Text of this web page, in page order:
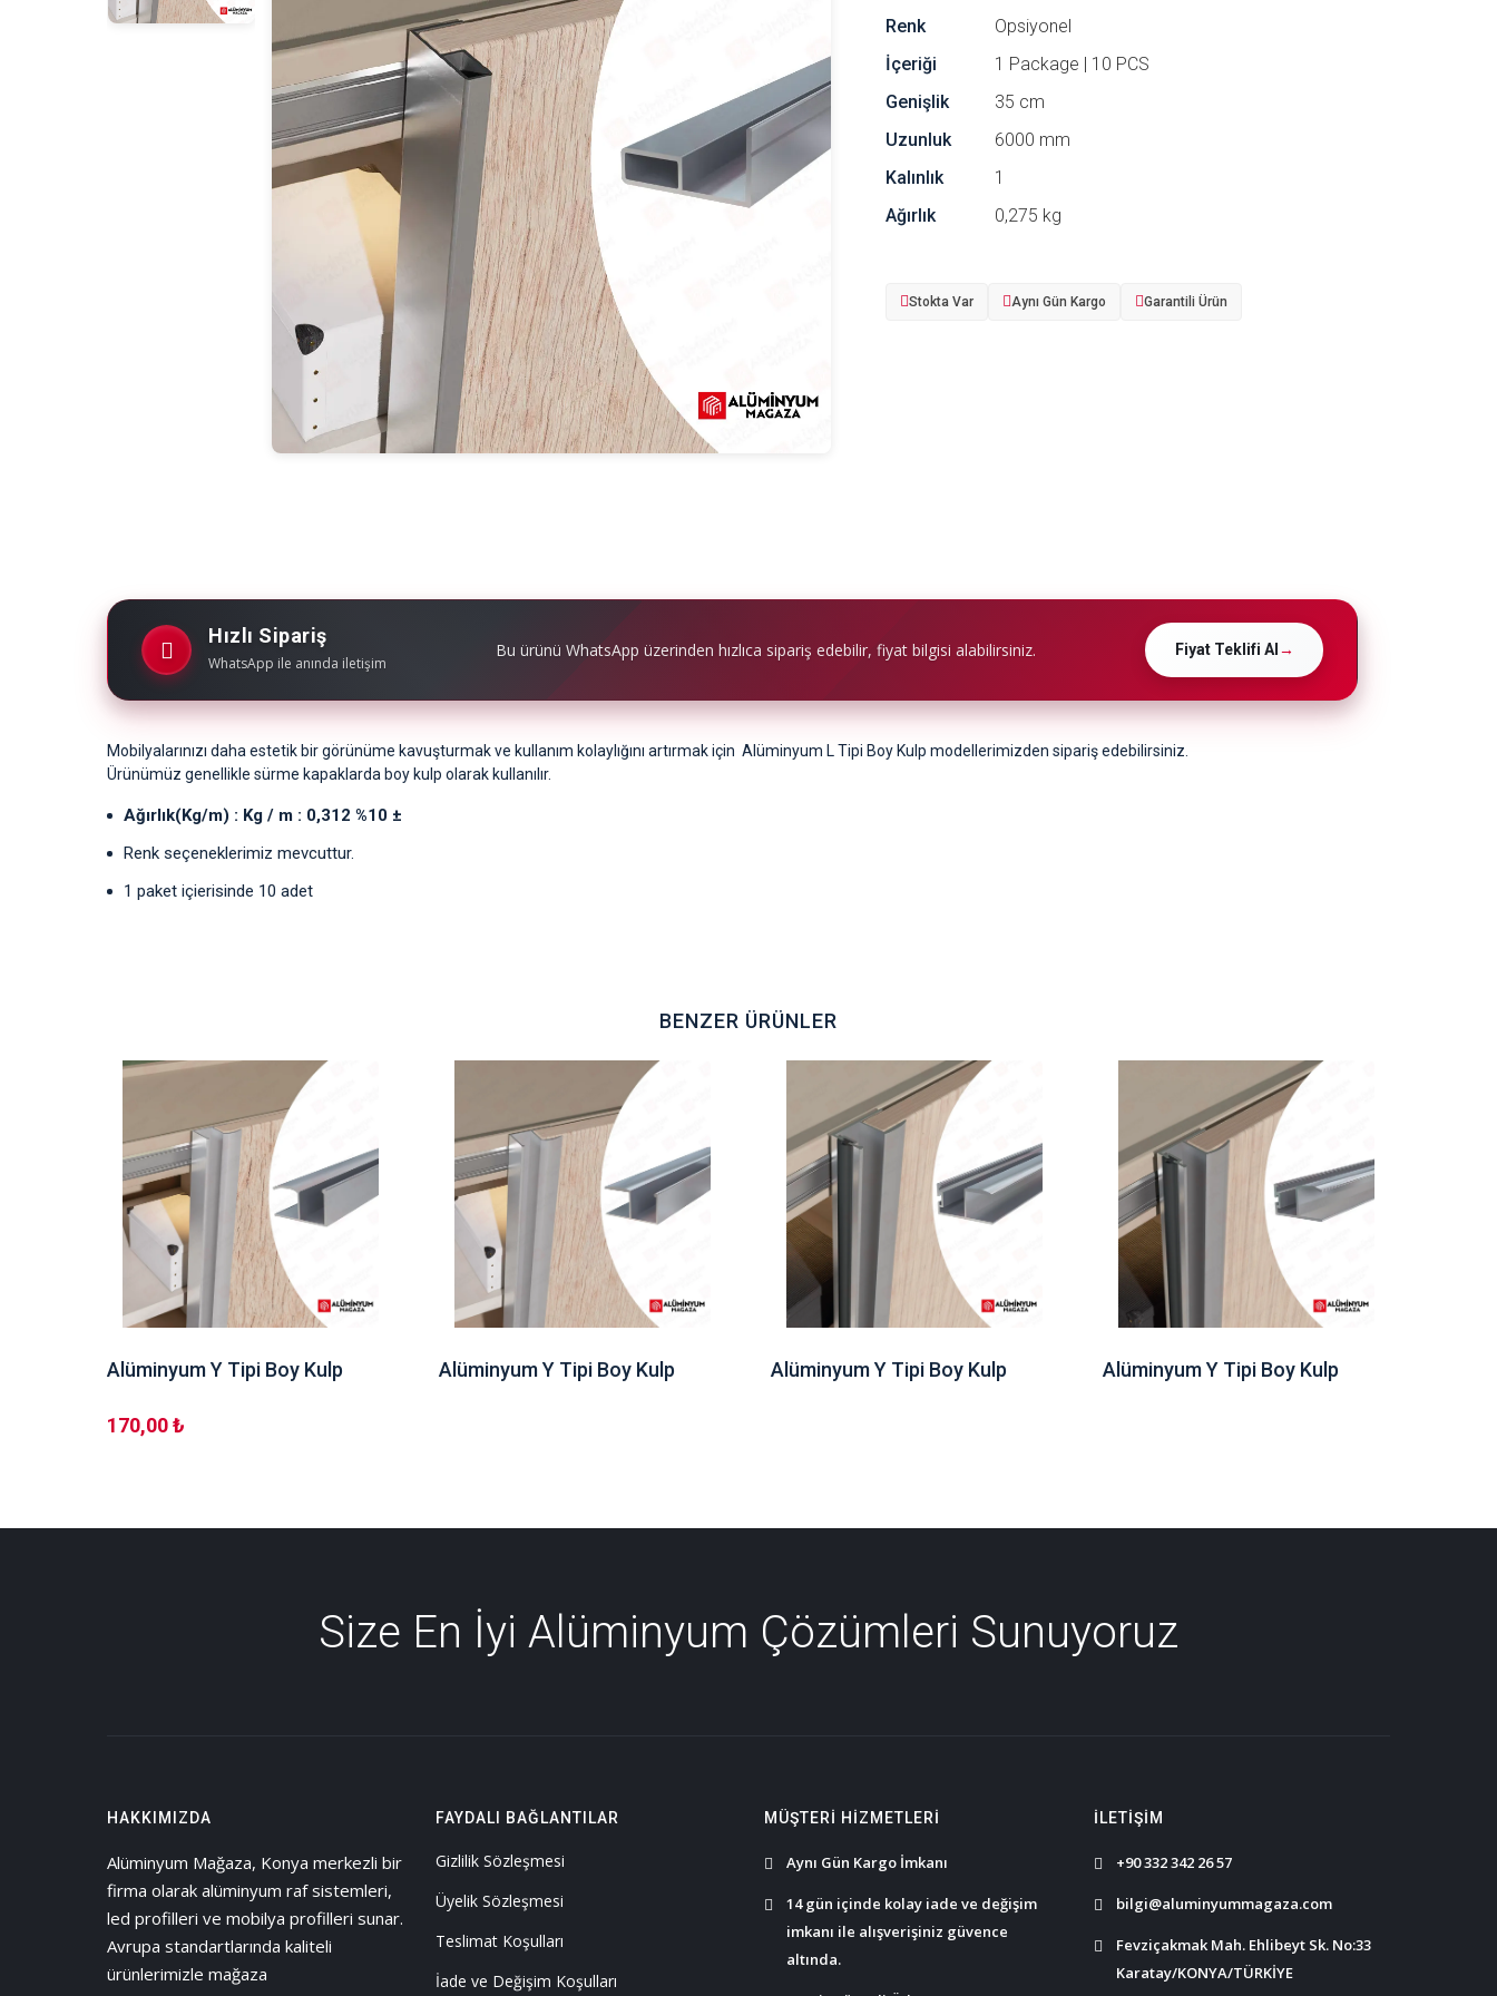
Renk
Opsiyonel
İçeriği
1 Package | 10 PCS
Genişlik
35 cm
Uzunluk
6000 mm
Kalınlık
1
Ağırlık
0,275 kg
Stokta Var Aynı Gün Kargo Garantili Ürün
Hızlı Sipariş
WhatsApp ile anında iletişim
Bu ürünü WhatsApp üzerinden hızlıca sipariş edebilir, fiyat bilgisi alabilirsiniz. Fiyat Teklifi Al →
Mobilyalarınızı daha estetik bir görünüme kavuşturmak ve kullanım kolaylığını artırmak için Alüminyum L Tipi Boy Kulp modellerimizden sipariş edebilirsiniz.
Ürünümüz genellikle sürme kapaklarda boy kulp olarak kullanılır.
Ağırlık(Kg/m) : Kg / m : 0,312 %10 ±
Renk seçeneklerimiz mevcuttur.
1 paket içierisinde 10 adet
BENZER ÜRÜNLER
Alüminyum Y Tipi Boy Kulp
170,00 ₺
Alüminyum Y Tipi Boy Kulp Alüminyum Y Tipi Boy Kulp Alüminyum Y Tipi Boy Kulp
Size En İyi Alüminyum Çözümleri Sunuyoruz
HAKKIMIZDA
Alüminyum Mağaza, Konya merkezli bir
firma olarak alüminyum raf sistemleri,
led profilleri ve mobilya profilleri sunar.
Avrupa standartlarında kaliteli
ürünlerimizle mağaza
FAYDALI BAĞLANTILAR
Gizlilik Sözleşmesi
Üyelik Sözleşmesi
Teslimat Koşulları
İade ve Değişim Koşulları
MÜŞTERI HIZMETLERI
Aynı Gün Kargo İmkanı
14 gün içinde kolay iade ve değişim
imkanı ile alışverişiniz güvence
altında.
İLETIŞIM
+90 332 342 26 57
bilgi@aluminyummagaza.com
Fevziçakmak Mah. Ehlibeyt Sk. No:33
Karatay/KONYA/TÜRKİYE